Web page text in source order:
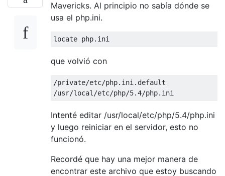
Mavericks. Al principio no sabía dónde se
usa el php.ini.
locate php. ini
que volvió con
/private/etc/php. ini . default
/usr/local /etc/php/5.4/php. ini
Intenté editar /usr/local/etc/php/5.4/php.ini
y luego reiniciar en el servidor, esto no
funcionó.
Recordé que hay una mejor manera de
encontrar este archivo que estoy buscando